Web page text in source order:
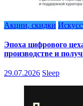
Акции, скидки
Эпоха цифрового
производстве и
29.07.2026 Sleep